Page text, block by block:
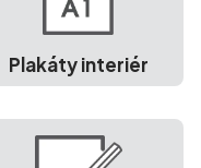
Plakáty interiér